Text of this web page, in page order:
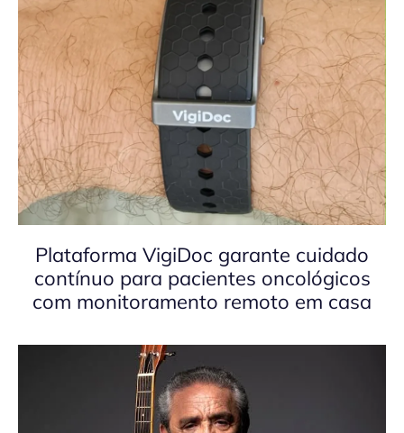
Plataforma VigiDoc garante cuidado
contínuo para pacientes oncológicos
com monitoramento remoto em casa